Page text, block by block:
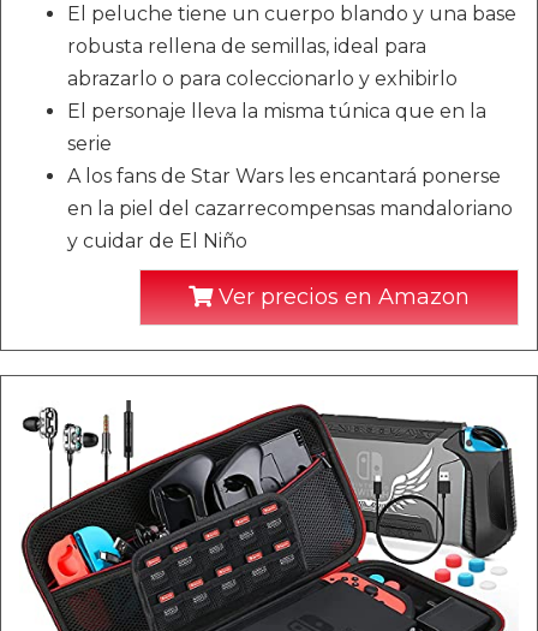
El peluche tiene un cuerpo blando y una base
robusta rellena de semillas, ideal para
abrazarlo o para coleccionarlo y exhibirlo
El personaje lleva la misma túnica que en la
serie
A los fans de Star Wars les encantará ponerse
en la piel del cazarrecompensas mandaloriano
y cuidar de El Niño
Ver precios en Amazon